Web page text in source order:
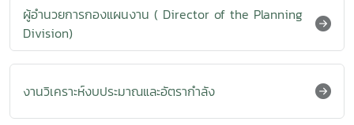
ผู้อำนวยการกองแผนงาน ( Director of the Planning
Division)
งานวิเคราะห์งบประมาณและอัตรากำลัง